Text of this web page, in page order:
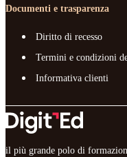
Documenti e trasparenza
Diritto di recesso
Termini e condizioni
Informativa clienti
il più grande polo di